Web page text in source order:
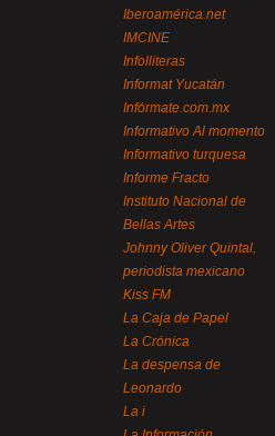
Iberoamérica.net
IMCINE
Infolliteras
Informat Yucatán
Infórmate.com.mx
Informativo Al momento
Informativo turquesa
Informe Fracto
Instituto Nacional de
Bellas Artes
Johnny Oliver Quintal,
periodista mexicano
Kiss FM
La Caja de Papel
La Crónica
La despensa de
Leonardo
La i